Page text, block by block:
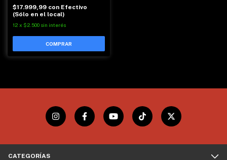
$17.999,99 con Efectivo
(Sólo en el local)
12 x $2.500 sin interés
CATEGORÍAS